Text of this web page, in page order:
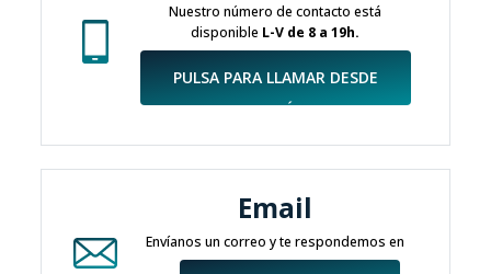
Nuestro número de contacto está
disponible L-V de 8 a 19h.
PULSA PARA LLAMAR DESDE
AQUÍ.
Email
Envíanos un correo y te respondemos en